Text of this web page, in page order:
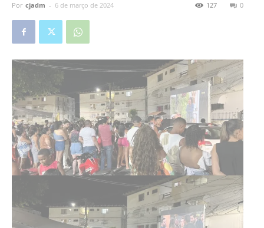
Por cjadm - 6 de março de 2024 0
127